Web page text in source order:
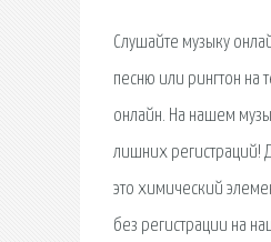
Слушайте музыку
песню или рингтон на
онлайн. На нашем
лишних регистраций!
это химический
без регистрации на